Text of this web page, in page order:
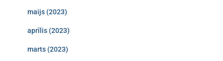
maijs (2023)
aprīlis (2023)
marts (2023)